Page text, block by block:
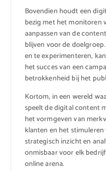
Bovendien houdt een
bezig met het monitoren
aanpassen van de
blijven voor de
en te experimenteren,
het succes van een
betrokkenheid bij het
Kortom, in een wereld
speelt de digital content
het vormgeven van
klanten en het
strategisch inzicht en
onmisbaar voor elk
online arena.